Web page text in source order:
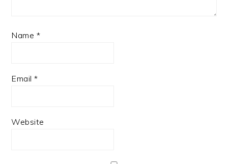
Name *
Email*
Website